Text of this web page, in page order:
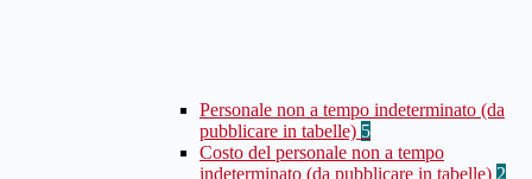
Personale non a tempo indeterminato (da
pubblicare in tabelle) 5
Costo del personale non a tempo
indeterminato (da pubblicare in tabelle) 2